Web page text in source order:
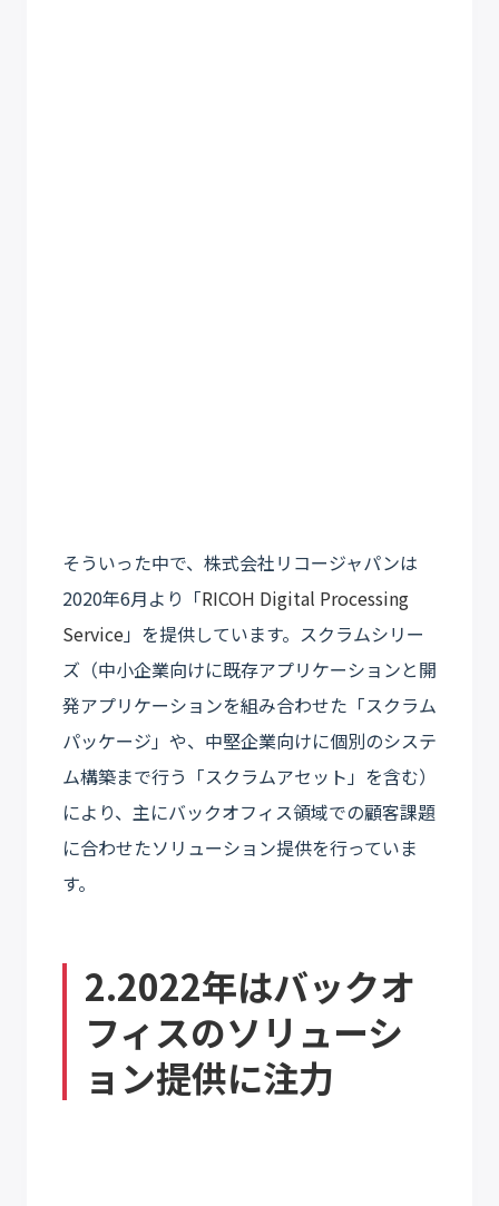
そういった中で、株式会社リコージャパンは
2020年6月より「RICOH Digital Processing
Service」を提供しています。スクラムシリー
ズ（中小企業向けに既存アプリケーションと開
発アプリケーションを組み合わせた「スクラム
パッケージ」や、中堅企業向けに個別のシステ
ム構築まで行う「スクラムアセット」を含む）
により、主にバックオフィス領域での顧客課題
に合わせたソリューション提供を行っていま
す。
2.2022年はバックオ
フィスのソリューシ
ョン提供に注力